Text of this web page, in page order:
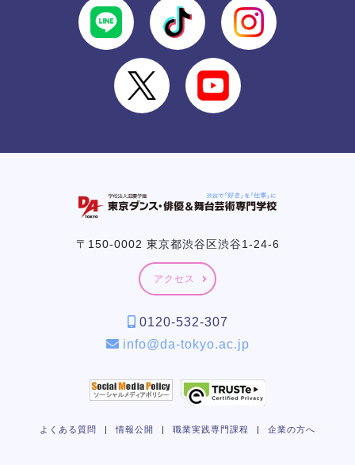
〒150-0002 東京都渋谷区渋谷1-24-6
アクセス
0120-532-307
info@da-tokyo.ac.jp
よくある質問 情報公開 職業実践専門課程 企業の方へ